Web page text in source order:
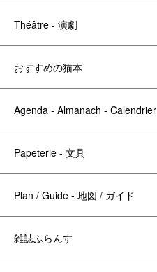
Théâtre - 演劇
おすすめの猫本
Agenda - Almanach - Calendrier
Papeterie - 文具
Plan / Guide - 地図 / ガイド
雑誌ふらんす